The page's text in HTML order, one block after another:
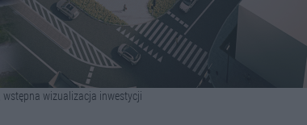
wstępna wizualizacja inwestycji